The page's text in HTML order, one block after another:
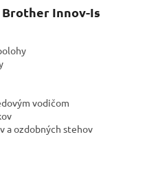
Innov-Is
vodičom
a ozdobných stehov